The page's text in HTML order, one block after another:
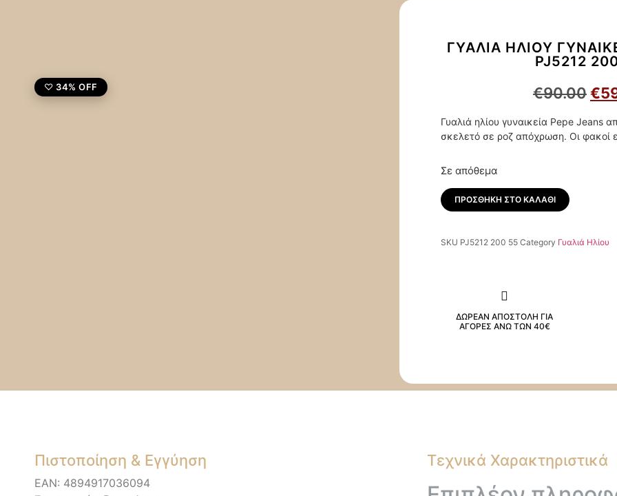
34% OFF
ΓΥΑΛΙΆ ΗΛΊΟΥ
PJ5212
€90.00€
Γυαλιά ηλίου γυναικεία Pepe Jeans
σκελετό σε ροζ απόχρωση. Οι φακοί
Σε απόθεμα
ΠΡΟΣΘΉΚΗ ΣΤΟ ΚΑΛΆΘΙ
SKU PJ5212 200 55 Category Γυαλιά Ηλίου
ΔΩΡΕΑΝ ΑΠΟΣΤΟΛΗ ΓΙΑ
ΑΓΟΡΕΣ ΑΝΩ ΤΩΝ 40€
Πιστοποίηση & Εγγύηση
EAN: 4894917036094
Τεχνικά Χαρακτηριστικά